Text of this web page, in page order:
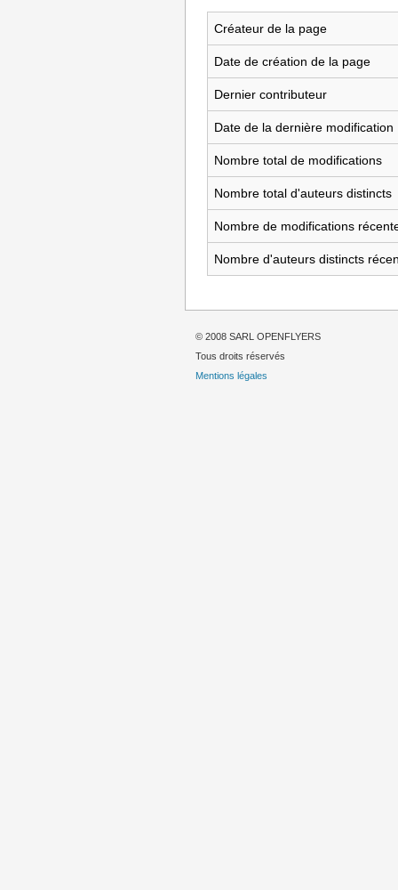
Créateur de la page
Date de création de la page
Dernier contributeur
Date de la dernière modification
Nombre total de modifications
Nombre total d'auteurs distincts
Nombre de modifications
Nombre d'auteurs distincts
© 2008 SARL OPENFLYERS
Tous droits réservés
Mentions légales